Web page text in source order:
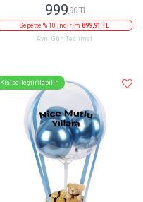
999,90 TL
Sepette % 10 indirim 899,91 TL
Aynı Gün Teslimat
Kişiselleştirilebilir